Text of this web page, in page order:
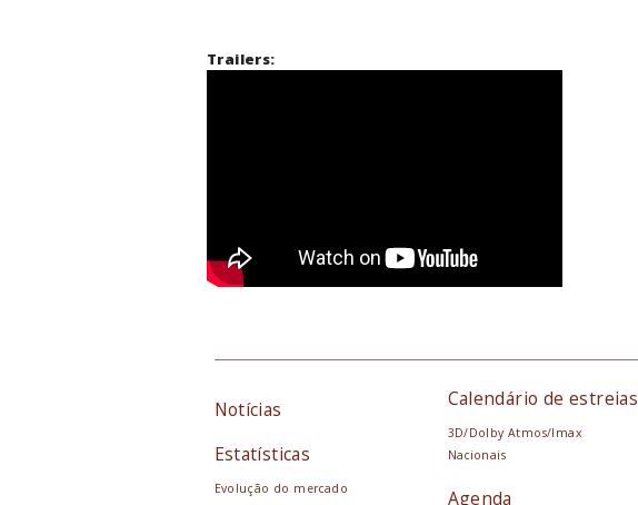
Trailers:
Notícias
Estatísticas
Evolução do mercado
Calendário de estreias
3D/Dolby Atmos/Imax
Nacionais
Agenda